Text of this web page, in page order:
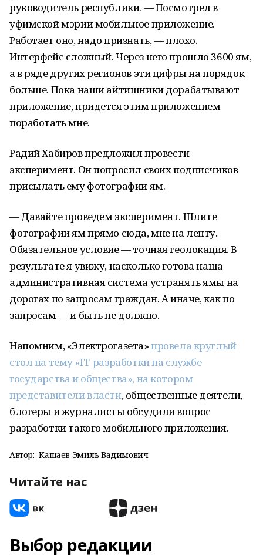
руководитель республики. — Посмотрел в
уфимской мэрии мобильное приложение.
Работает оно, надо признать, — плохо.
Интерфейс сложный. Через него прошло 3600 ям,
а в ряде других регионов эти цифры на порядок
больше. Пока наши айтишники дорабатывают
приложение, придется этим приложением
поработать мне.
Радий Хабиров предложил провести
эксперимент. Он попросил своих подписчиков
присылать ему фотографии ям.
— Давайте проведем эксперимент. Шлите
фотографии ям прямо сюда, мне на ленту.
Обязательное условие — точная геолокация. В
результате я увижу, насколько готова наша
административная система устранять ямы на
дорогах по запросам граждан. А иначе, как по
запросам — и быть не должно.
Напомним, «Электрогазета»провела круглый
стол на тему «IT-разработки на службе
государства и общества», на котором
представители власти, общественные деятели,
блогеры и журналисты обсудили вопрос
разработки такого мобильного приложения.
Автор: Кашаев Эмиль Вадимович
Читайте нас
Выбор редакции